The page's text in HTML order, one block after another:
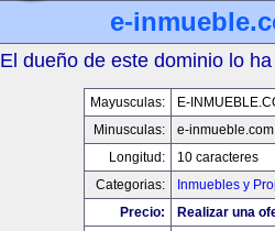
e-
El dueño de este dominio lo
Mayusculas:
E-
Minusculas:
e-inmueble.com
Longitud:
10 caracteres
Categorias:
Inmuebles y
Precio:
Realizar una